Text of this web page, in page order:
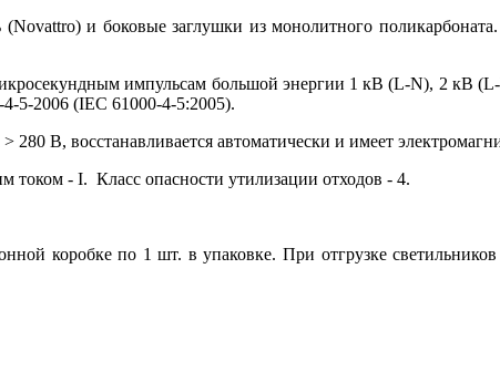
(Novattro) и боковые заглушки из монолитного
импульсам большой энергии 1 кВ (L-N), 2 кВ
2006 (IEC 61000-4-5:2005).
280 B, восстанавливается автоматически и имеет
током - I. Класс опасности утилизации отходов - 4.
коробке по 1 шт. в упаковке. При отгрузке